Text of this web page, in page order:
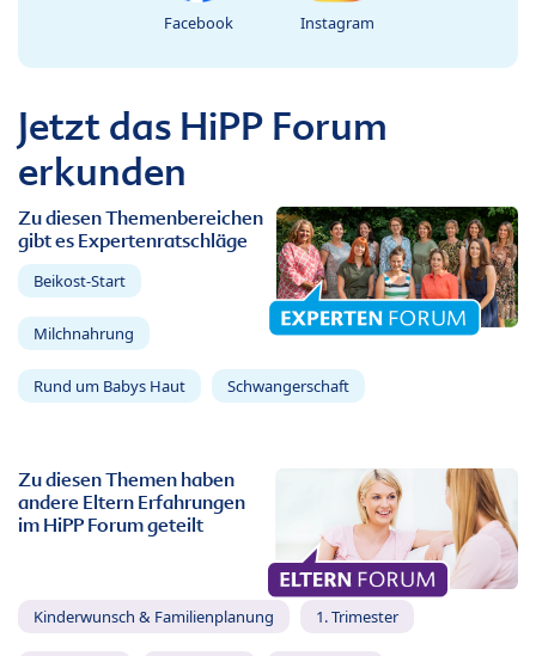
Facebook Instagram
Jetzt das HiPP Forum
erkunden
Zu diesen Themenbereichen
gibt es Expertenratschläge
Beikost-Start
Milchnahrung
Rund um Babys Haut Schwangerschaft
Zu diesen Themen haben
andere Eltern Erfahrungen
im HiPP Forum geteilt
Kinderwunsch & Familienplanung 1. Trimester